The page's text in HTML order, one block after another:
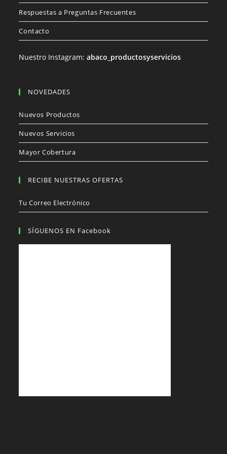
Respuestas a Preguntas Frecuentes
Contacto
Nuestro Instagram:abaco_productosyservicios
NOVEDADES
Nuevos Productos
Nuevos Servicios
Mayor Cobertura
RECIBE NUESTRAS OFERTAS
Tu Correo Electrónico
SÍGUENOS EN Facebook